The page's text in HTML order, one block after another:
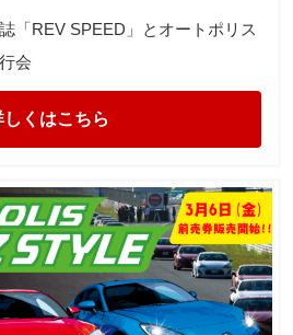
「REV SPEED」とオートポリス
会
しくはこちら